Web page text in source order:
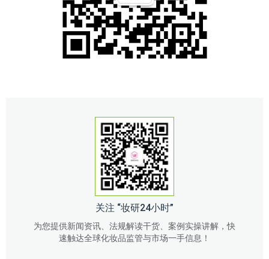
关注 “妆研24小时”
为您提供新闻资讯、法规解读干货、案例实操讲解，快
速触达全球化妆品监管与市场一手信息！